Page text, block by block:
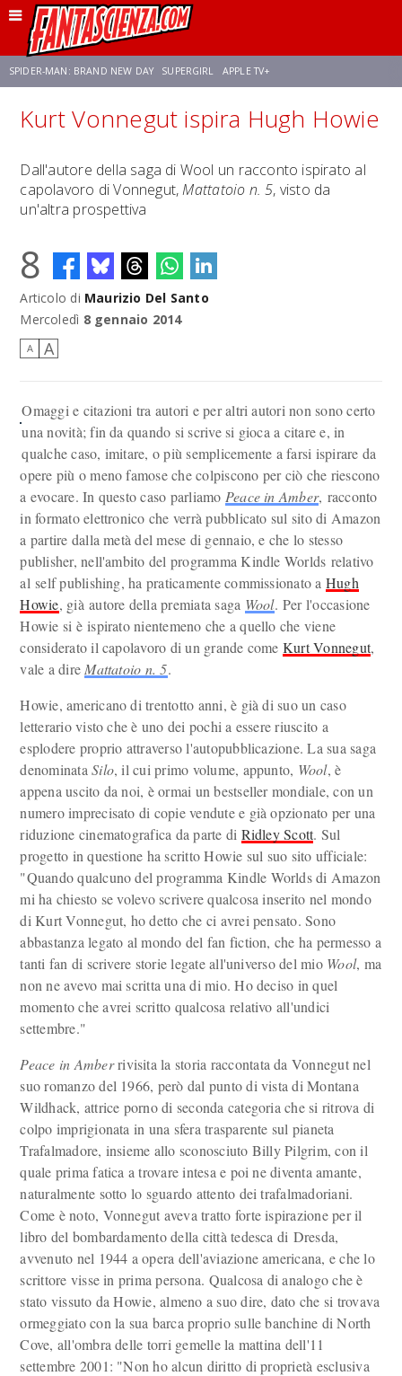
SPIDER-MAN: BRAND NEW DAY SUPERGIRL APPLE TV+
FRANCO RICCIARDIELLO ZENDAYA STAR TREK AVENGERS: DOOMSDAY
NETFLIX SADIE SINK STAR TREK: STRANGE NEW WORLDS
Kurt Vonnegut ispira Hugh Howie
Dall'autore della saga di Wool un racconto ispirato al
capolavoro di Vonnegut,Mattatoio n. 5, visto da
un'altra prospettiva
8
Articolo di Maurizio Del Santo
Mercoledì 8 gennaio 2014
A A
Omaggi e citazioni tra autori e per altri autori non sono certo
una novità; fin da quando si scrive si gioca a citare e, in
qualche caso, imitare, o più semplicemente a farsi ispirare da
opere più o meno famose che colpiscono per ciò che riescono
a evocare. In questo caso parliamo Peace in Amber, racconto
in formato elettronico che verrà pubblicato sul sito di Amazon
a partire dalla metà del mese di gennaio, e che lo stesso
publisher, nell'ambito del programma Kindle Worlds relativo
al self publishing, ha praticamente commissionato a Hugh
Howie, già autore della premiata saga Wool. Per l'occasione
Howie si è ispirato nientemeno che a quello che viene
considerato il capolavoro di un grande come Kurt Vonnegut,
vale a dire Mattatoio n. 5.
Howie, americano di trentotto anni, è già di suo un caso
letterario visto che è uno dei pochi a essere riuscito a
esplodere proprio attraverso l'autopubblicazione. La sua saga
denominataSilo, il cui primo volume, appunto, Wool, è
appena uscito da noi, è ormai un bestseller mondiale, con un
numero imprecisato di copie vendute e già opzionato per una
riduzione cinematografica da parte di Ridley Scott. Sul
progetto in questione ha scritto Howie sul suo sito ufficiale:
"Quando qualcuno del programma Kindle Worlds di Amazon
mi ha chiesto se volevo scrivere qualcosa inserito nel mondo
di Kurt Vonnegut, ho detto che ci avrei pensato. Sono
abbastanza legato al mondo del fan fiction, che ha permesso a
tanti fan di scrivere storie legate all'universo del mio Wool, ma
non ne avevo mai scritta una di mio. Ho deciso in quel
momento che avrei scritto qualcosa relativo all'undici
settembre."
Peace in Amberrivisita la storia raccontata da Vonnegut nel
suo romanzo del 1966, però dal punto di vista di Montana
Wildhack, attrice porno di seconda categoria che si ritrova di
colpo imprigionata in una sfera trasparente sul pianeta
Trafalmadore, insieme allo sconosciuto Billy Pilgrim, con il
quale prima fatica a trovare intesa e poi ne diventa amante,
naturalmente sotto lo sguardo attento dei trafalmadoriani.
Come è noto, Vonnegut aveva tratto forte ispirazione per il
libro del bombardamento della città tedesca di Dresda,
avvenuto nel 1944 a opera dell'aviazione americana, e che lo
scrittore visse in prima persona. Qualcosa di analogo che è
stato vissuto da Howie, almeno a suo dire, dato che si trovava
ormeggiato con la sua barca proprio sulle banchine di North
Cove, all'ombra delle torri gemelle la mattina dell'11
settembre 2001: "Non ho alcun diritto di proprietà esclusiva